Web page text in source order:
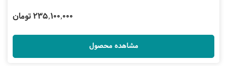
235,100,000 تومان
مشاهده محصول